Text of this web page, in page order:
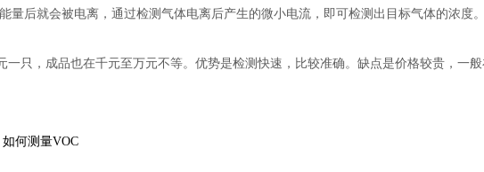
量后就会被电离，通过检测气体电离后产生的微小电流，即可检测出目标气体的浓度
一只，成品也在千元至万元不等。优势是检测快速，比较准确。缺点是价格较贵，一
何测量VOC